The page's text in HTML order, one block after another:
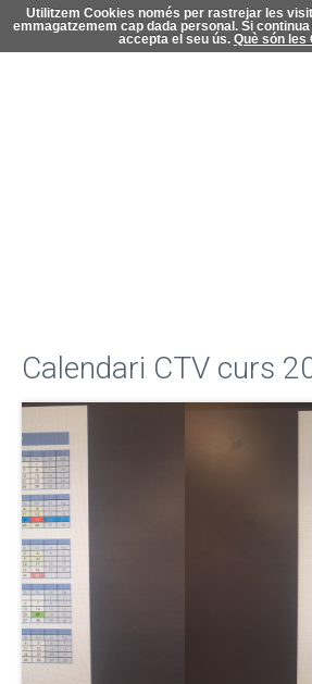
Utilitzem Cookies només per rastrejar les
emmagatzemem cap dada personal. Si
accepta el seu ús. Què són les
Calendari CTV curs